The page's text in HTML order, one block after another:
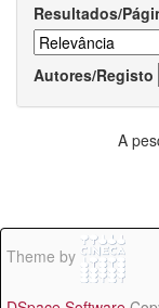
Resultados/
Autores/Registo
A
Theme by